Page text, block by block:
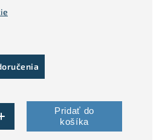
Pridať do
košíka